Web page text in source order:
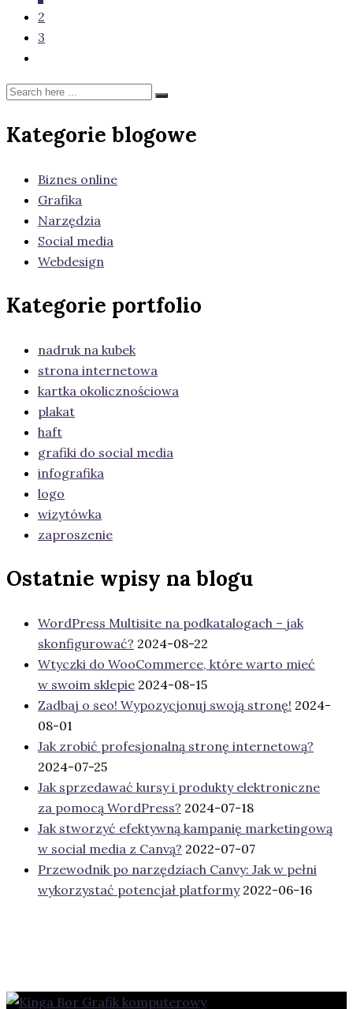
2
3
Kategorie blogowe
Biznes online
Grafika
Narzędzia
Social media
Webdesign
Kategorie portfolio
nadruk na kubek
strona internetowa
kartka okolicznościowa
plakat
haft
grafiki do social media
infografika
logo
wizytówka
zaproszenie
Ostatnie wpisy na blogu
WordPress Multisite na podkatalogach – jak
skonfigurować? 2024-08-22
Wtyczki do WooCommerce, które warto mieć
w swoim sklepie 2024-08-15
Zadbaj o seo! Wypozycjonuj swoją stronę! 2024-
08-01
Jak zrobić profesjonalną stronę internetową?
2024-07-25
Jak sprzedawać kursy i produkty elektroniczne
za pomocą WordPress? 2024-07-18
Jak stworzyć efektywną kampanię marketingową
w social media z Canvą? 2022-07-07
Przewodnik po narzędziach Canvy: Jak w pełni
wykorzystać potencjał platformy 2022-06-16